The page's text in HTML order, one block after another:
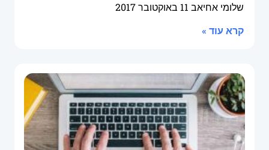
שלומי אחיאב 11 באוקטובר 2017
קרא עוד »